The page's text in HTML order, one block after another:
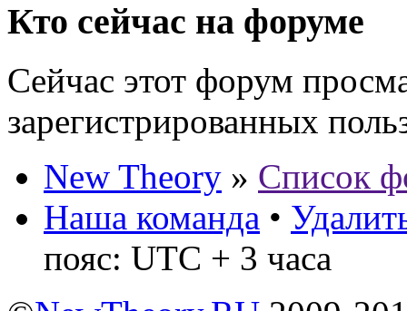
Кто сейчас на форуме
Сейчас этот форум
зарегистрированных
New Theory » Список
Наша команда •
пояс: UTC + 3 часа